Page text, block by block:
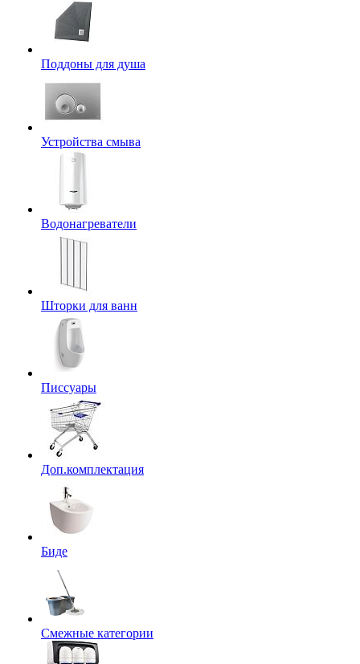
Поддоны для душа
Устройства смыва
Водонагреватели
Шторки для ванн
Писсуары
Доп.комплектация
Биде
Смежные категории